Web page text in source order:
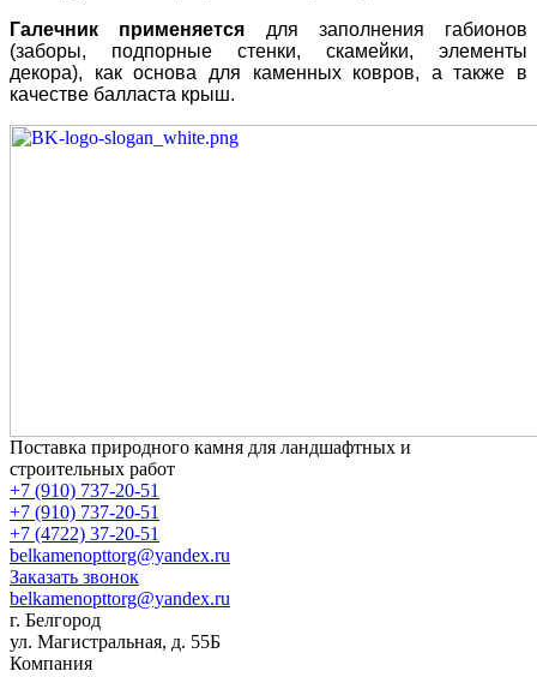
Галечник применяется для заполнения габионов
(заборы, подпорные стенки, скамейки, элементы
декора), как основа для каменных ковров, а также в
качестве балласта крыш.
Поставка природного камня для ландшафтных и
строительных работ
+7 (910) 737-20-51
+7 (910) 737-20-51
+7 (4722) 37-20-51
belkamenopttorg@yandex.ru
Заказать звонок
belkamenopttorg@yandex.ru
г. Белгород
ул. Магистральная, д. 55Б
Компания